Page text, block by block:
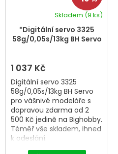
*Digitální servo 3325
58g/0,05s/13kg BH Servo
Skladem (9 ks)
1 037 Kč
Digitální servo 3325
58g/0,05s/13kg BH Servo
pro vášnivé modeláře s
dopravou zdarma od 2
500 Kč jedině na Bighobby.
Téměř vše skladem, ihned
k odeslání.